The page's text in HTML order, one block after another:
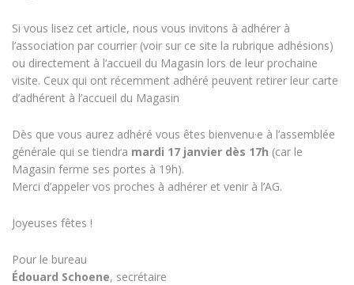
Si vous lisez cet article, nous vous invitons à adhérer à
l’association par courrier (voir sur ce site la rubrique adhésions)
ou directement à l‘accueil du Magasin lors de leur prochaine
visite. Ceux qui ont récemment adhéré peuvent retirer leur carte
d’adhérent à l’accueil du Magasin
Dès que vous aurez adhéré vous êtes bienvenu·e à l’assemblée
générale qui se tiendra mardi 17 janvier dès 17h (car le
Magasin ferme ses portes à 19h).
Merci d’appeler vos proches à adhérer et venir à l’AG.
Joyeuses fêtes !
Pour le bureau
Édouard Schoene, secrétaire